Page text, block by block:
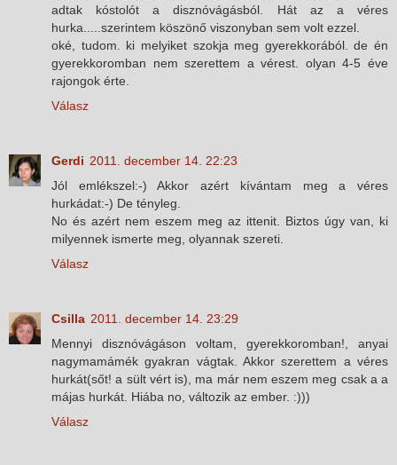
adtak kóstolót a disznóvágásból. Hát az a véres
hurka.....szerintem köszönő viszonyban sem volt ezzel.
oké, tudom. ki melyiket szokja meg gyerekkorából. de én
gyerekkoromban nem szerettem a vérest. olyan 4-5 éve
rajongok érte.
Válasz
Gerdi 2011. december 14. 22:23
Jól emlékszel:-) Akkor azért kívántam meg a véres
hurkádat:-) De tényleg.
No és azért nem eszem meg az ittenit. Biztos úgy van, ki
milyennek ismerte meg, olyannak szereti.
Válasz
Csilla 2011. december 14. 23:29
Mennyi disznóvágáson voltam, gyerekkoromban!, anyai
nagymamámék gyakran vágtak. Akkor szerettem a véres
hurkát(sőt! a sült vért is), ma már nem eszem meg csak a a
májas hurkát. Hiába no, változik az ember. :)))
Válasz